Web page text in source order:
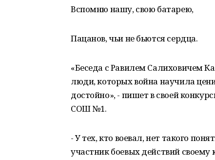
Вспомню нашу, свою батарею,
Пацанов, чьи не бьются сердца.
«Беседа с Равилем Салиховичем
люди, которых война научила
достойно», - пишет в своей
СОШ №1.
- У тех, кто воевал, нет такого
участник боевых действий